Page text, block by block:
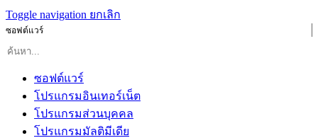
Toggle navigation ยกเลิก
ซอฟต์แวร์
ซอฟต์แวร์
โปรแกรมอินเทอร์เน็ต
โปรแกรมส่วนบุคคล
โปรแกรมมัลติมีเดีย